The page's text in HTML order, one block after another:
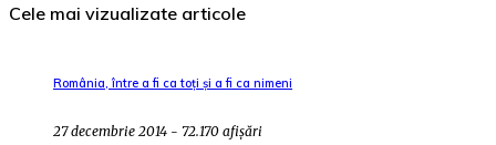
Cele mai vizualizate articole
România, între a fi ca toți și a fi ca nimeni
27 decembrie 2014 - 72.170 afișări